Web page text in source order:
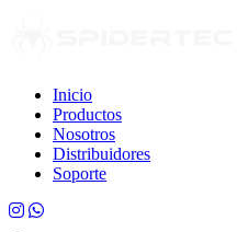
Inicio
Productos
Nosotros
Distribuidores
Soporte